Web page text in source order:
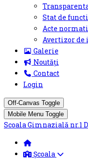
Stat de
Acte
Avertizor
Galerie
Noutăți
Contact
Login
Off-Canvas Toggle
Mobile Menu Toggle
Scoala Gimnazială nr.1
Școala